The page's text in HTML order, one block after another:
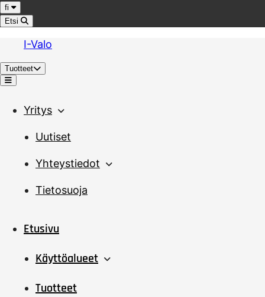
Hyppää sisältöön
Kieli
fi
Etsi
I-Valo
Tuotteet
Valikko
Yritys
Uutiset
Yhteystiedot
Tietosuoja
Etusivu
Käyttöalueet
Tuotteet